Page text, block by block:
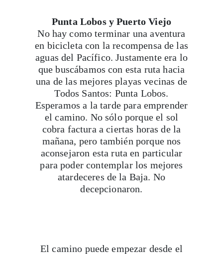
Punta Lobos y Puerto Viejo
No hay como terminar una aventura
en bicicleta con la recompensa de las
aguas del Pacífico. Justamente era lo
que buscábamos con esta ruta hacia
una de las mejores playas vecinas de
Todos Santos: Punta Lobos.
Esperamos a la tarde para emprender
el camino. No sólo porque el sol
cobra factura a ciertas horas de la
mañana, pero también porque nos
aconsejaron esta ruta en particular
para poder contemplar los mejores
atardeceres de la Baja. No
decepcionaron.
El camino puede empezar desde el